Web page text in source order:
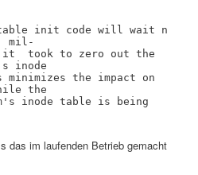
mil‐
inode
the
das im laufenden Betrieb gemacht